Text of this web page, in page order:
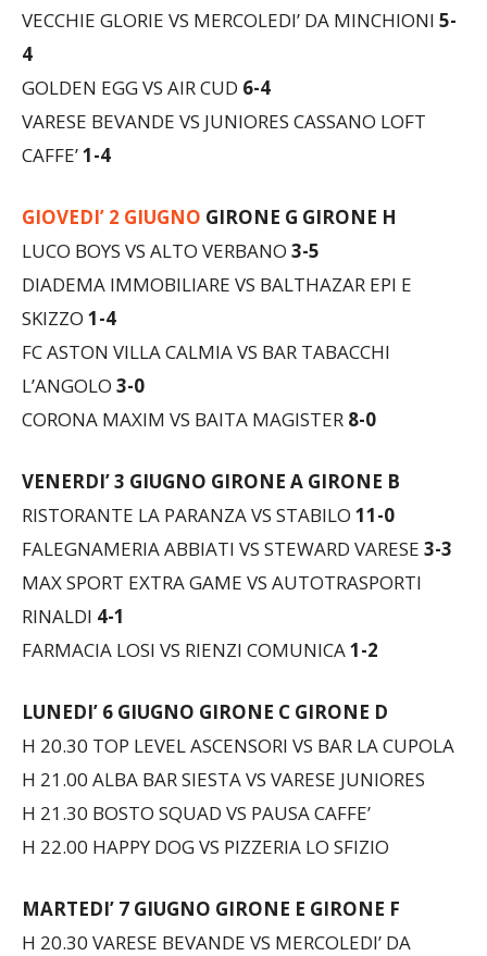
VECCHIE GLORIE VS MERCOLEDI’ DA MINCHIONI 5-
4
GOLDEN EGG VS AIR CUD 6-4
VARESE BEVANDE VS JUNIORES CASSANO LOFT
CAFFE’1-4
GIOVEDI’ 2 GIUGNO GIRONE G GIRONE H
LUCO BOYS VS ALTO VERBANO 3-5
DIADEMA IMMOBILIARE VS BALTHAZAR EPI E
SKIZZO 1-4
FC ASTON VILLA CALMIA VS BAR TABACCHI
L’ANGOLO 3-0
CORONA MAXIM VS BAITA MAGISTER 8-0
VENERDI’ 3 GIUGNO GIRONE A GIRONE B
RISTORANTE LA PARANZA VS STABILO 11-0
FALEGNAMERIA ABBIATI VS STEWARD VARESE 3-3
MAX SPORT EXTRA GAME VS AUTOTRASPORTI
RINALDI 4-1
FARMACIA LOSI VS RIENZI COMUNICA1-2
LUNEDI’ 6 GIUGNO GIRONE C GIRONE D
H 20.30 TOP LEVEL ASCENSORI VS BAR LA CUPOLA
H 21.00 ALBA BAR SIESTA VS VARESE JUNIORES
H 21.30 BOSTO SQUAD VS PAUSA CAFFE’
H 22.00 HAPPY DOG VS PIZZERIA LO SFIZIO
MARTEDI’ 7 GIUGNO GIRONE E GIRONE F
H 20.30 VARESE BEVANDE VS MERCOLEDI’ DA